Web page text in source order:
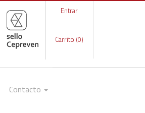
Entrar
Carrito (0)
Contacto